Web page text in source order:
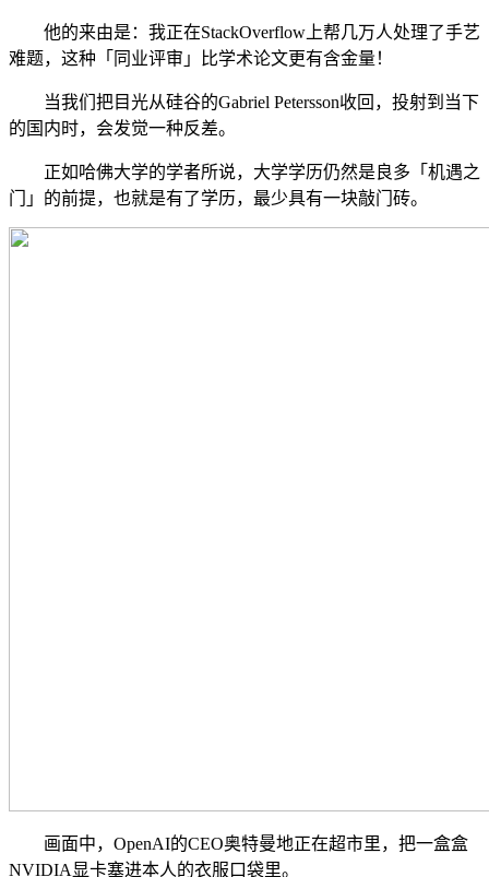
他的来由是：我正在StackOverflow上帮几万人处理了手艺
难题，这种「同业评审」比学术论文更有含金量！
当我们把目光从硅谷的Gabriel Petersson收回，投射到当下
的国内时，会发觉一种反差。
正如哈佛大学的学者所说，大学学历仍然是良多「机遇之
门」的前提，也就是有了学历，最少具有一块敲门砖。
画面中，OpenAI的CEO奥特曼地正在超市里，把一盒盒
NVIDIA显卡塞进本人的衣服口袋里。